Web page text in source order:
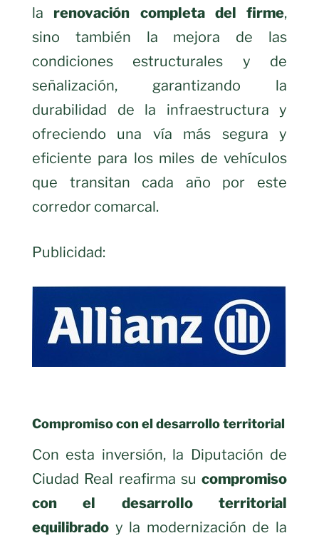
la renovación completa del firme,
sino también la mejora de las
condiciones estructurales y de
señalización, garantizando la
durabilidad de la infraestructura y
ofreciendo una vía más segura y
eficiente para los miles de vehículos
que transitan cada año por este
corredor comarcal.
Publicidad:
Compromiso con el desarrollo territorial
Con esta inversión, la Diputación de
Ciudad Real reafirma su compromiso
con el desarrollo territorial
equilibrado y la modernización de la